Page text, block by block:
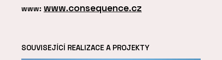
www: www.consequence.cz
SOUVISEJÍCÍ REALIZACE A PROJEKTY